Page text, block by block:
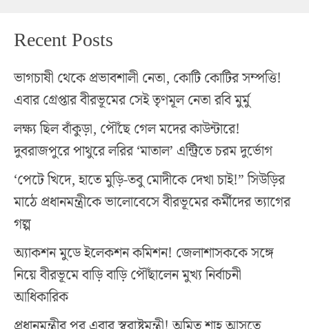
Recent Posts
ভাগচাষী থেকে প্রভাবশালী নেতা, কোটি কোটির সম্পত্তি!
এবার গ্রেপ্তার বীরভূমের সেই তৃণমূল নেতা রবি মুর্মু
লক্ষ্য ছিল বাঁকুড়া, পৌঁছে গেল মদের কাউন্টারে!
দুবরাজপুরে পাথুরে লরির ‘মাতাল’ এন্ট্রিতে চরম দুর্ভোগ
‘পেটে খিদে, হাতে মুড়ি-তবু মোদীকে দেখা চাই!” সিউড়ির
মাঠে প্রধানমন্ত্রীকে ভালোবেসে বীরভূমের কর্মীদের ত্যাগের
গল্প
অ্যাকশন মুডে ইলেকশন কমিশন! জেলাশাসককে সঙ্গে
নিয়ে বীরভূমে বাড়ি বাড়ি পৌঁছালেন মুখ্য নির্বাচনী
আধিকারিক